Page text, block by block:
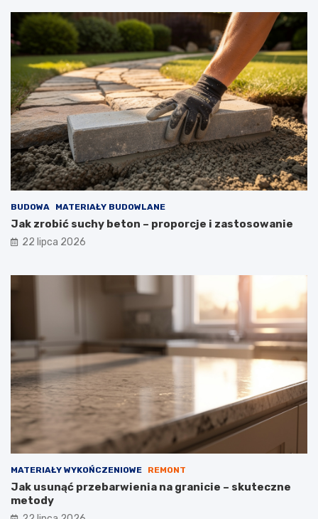
BUDOWA MATERIAŁY BUDOWLANE
Jak zrobić suchy beton – proporcje i zastosowanie
22 lipca 2026
MATERIAŁY WYKOŃCZENIOWE REMONT
Jak usunąć przebarwienia na granicie – skuteczne
metody